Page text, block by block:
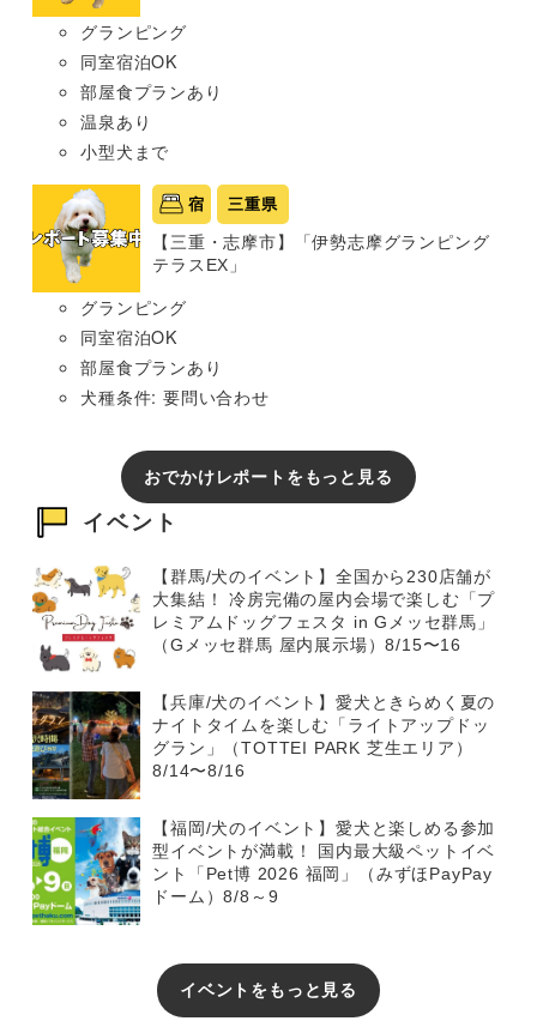
グランピング
同室宿泊OK
部屋食プランあり
温泉あり
小型犬まで
宿 三重県
【三重・志摩市】「伊勢志摩グランピング
テラスEX」
グランピング
同室宿泊OK
部屋食プランあり
犬種条件: 要問い合わせ
おでかけレポートをもっと見る
イベント
【群馬/犬のイベント】全国から230店舗が
大集結！ 冷房完備の屋内会場で楽しむ「プ
レミアムドッグフェスタ in Gメッセ群馬」
（Gメッセ群馬 屋内展示場）8/15〜16
【兵庫/犬のイベント】愛犬ときらめく夏の
ナイトタイムを楽しむ「ライトアップドッ
グラン」（TOTTEI PARK 芝生エリア）
8/14〜8/16
【福岡/犬のイベント】愛犬と楽しめる参加
型イベントが満載！ 国内最大級ペットイベ
ント「Pet博 2026 福岡」（みずほPayPay
ドーム）8/8～9
イベントをもっと見る